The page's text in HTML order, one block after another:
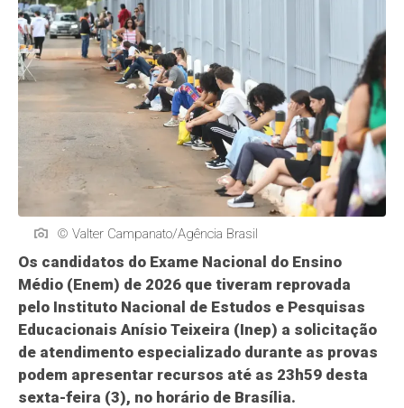
© Valter Campanato/Agência Brasil
Os candidatos do Exame Nacional do Ensino
Médio (Enem) de 2026 que tiveram reprovada
pelo Instituto Nacional de Estudos e Pesquisas
Educacionais Anísio Teixeira (Inep) a solicitação
de atendimento especializado durante as provas
podem apresentar recursos até as 23h59 desta
sexta-feira (3), no horário de Brasília.